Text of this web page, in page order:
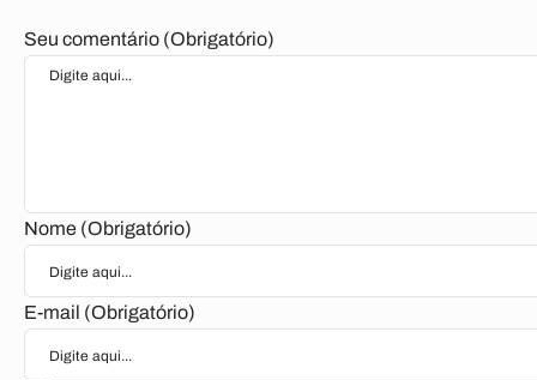
Seu comentário (Obrigatório)
Nome (Obrigatório)
E-mail (Obrigatório)